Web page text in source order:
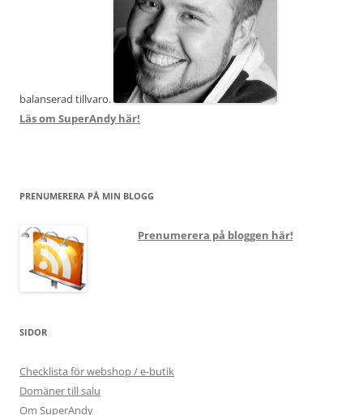
balanserad tillvaro.
Läs om SuperAndy här!
PRENUMERERA PÅ MIN BLOGG
Prenumerera på bloggen här!
SIDOR
Checklista för webshop / e-butik
Domäner till salu
Om SuperAndy